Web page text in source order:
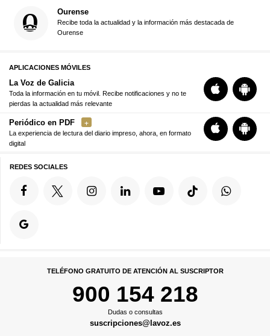
Ourense
Recibe toda la actualidad y la información más destacada de
Ourense
APLICACIONES MÓVILES
La Voz de Galicia
Toda la información en tu móvil. Recibe notificaciones y no te
pierdas la actualidad más relevante
Periódico en PDF
La experiencia de lectura del diario impreso, ahora, en formato
digital
REDES SOCIALES
TELÉFONO GRATUITO DE ATENCIÓN AL SUSCRIPTOR
900 154 218
Dudas o consultas
suscripciones@lavoz.es